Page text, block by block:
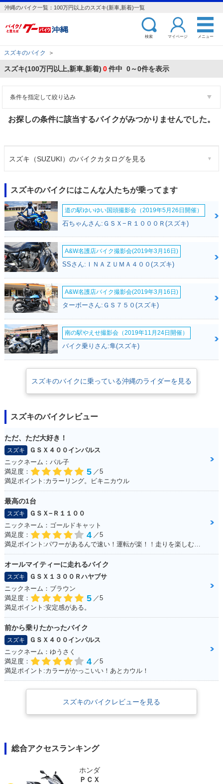
沖縄のバイク一覧：100万円以上のスズキ(新車,新着)一覧
検索 マイページ メニュー
スズキのバイク ＞
スズキ(100万円以上,新車,新着) 0件中 0～0件を表示
条件を指定して絞り込み
お探しの条件に該当するバイクがみつかりませんでした。
スズキ（SUZUKI）のバイクカタログを見る
スズキのバイクにはこんな人たちが乗ってます
道の駅ゆいゆい国頭撮影会（2019年5月26日開催）
石ちゃんさん:ＧＳＸ−Ｒ１０００Ｒ(スズキ)
A&W名護店バイク撮影会(2019年3月16日)
SSさん:ＩＮＡＺＵＭＡ４００(スズキ)
A&W名護店バイク撮影会(2019年3月16日)
ターボーさん:ＧＳ７５０(スズキ)
南の駅やえせ撮影会（2019年11月24日開催）
バイク乗りさん:隼(スズキ)
スズキのバイクに乗っている沖縄のライダーを見る
スズキのバイクレビュー
ただ、ただ大好き！
スズキ
ＧＳＸ４００インパルス
ニックネーム：パル子
満足度：
5 ／5
満足ポイント:カラーリング。ビキニカウル
最高の1台
スズキ
ＧＳＸ−Ｒ１１００
ニックネーム：ゴールドキャット
満足度：
4 ／5
オールマイティーに走れるバイク
スズキ
ＧＳＸ１３００Ｒハヤブサ
ニックネーム：ブラウン
満足度：
5 ／5
満足ポイント:安定感がある。
前から乗りたかったバイク
スズキ
ＧＳＸ４００インパルス
ニックネーム：ゆうさく
満足度：
4 ／5
満足ポイント:カラーがかっこいい！あとカウル！
スズキのバイクレビューを見る
総合アクセスランキング
ホンダ
ＰＣＸ